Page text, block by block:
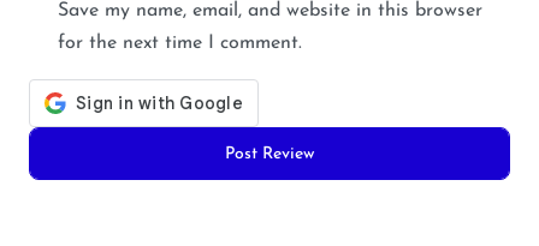
Save my name, email, and website in this browser
for the next time I comment.